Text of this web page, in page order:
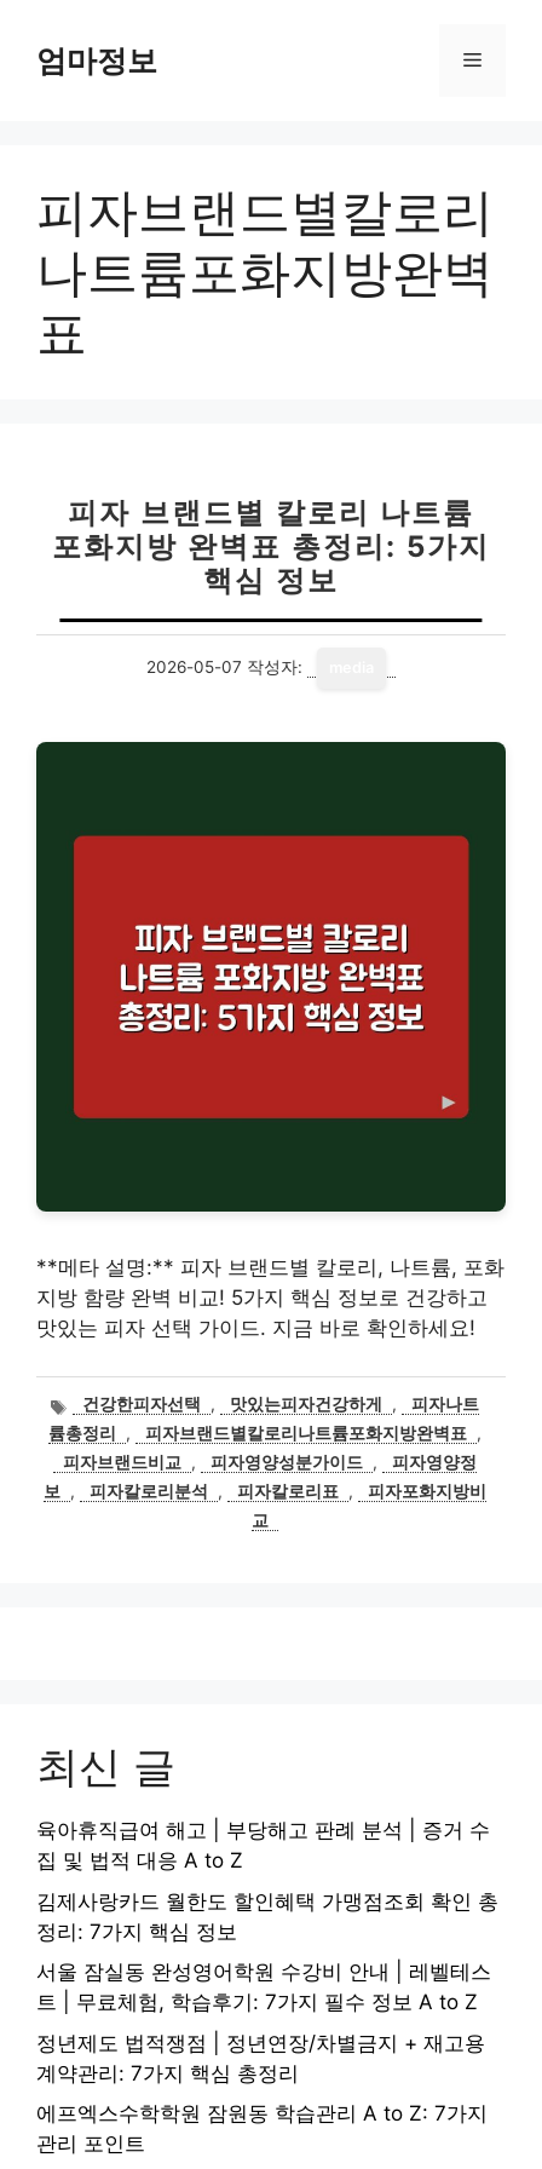
엄마정보 메
피자브랜드별칼로리
나트륨포화지방완벽
표
피자 브랜드별 칼로리 나트륨
포화지방 완벽표 총정리: 5가지
핵심 정보
2026-05-07 작성자:
**메타 설명:** 피자 브랜드별 칼로리, 나트륨, 포화
지방 함량 완벽 비교! 5가지 핵심 정보로 건강하고
맛있는 피자 선택 가이드. 지금 바로 확인하세요!
태
그
건강한피자선택 , 맛있는피자건강하게 ,
피자나트
륨총정리
, 피자브랜드별칼로리나트륨포화지방완벽표
,
피자브랜드비교
, 피자영양성분가이드 ,
피자영양정
보
, 피자칼로리분석 , 피자칼로리표 ,
피자포화지방비
교
최신 글
육아휴직급여 해고 | 부당해고 판례 분석 | 증거 수
집 및 법적 대응 A to Z
김제사랑카드 월한도 할인혜택 가맹점조회 확인 총
정리: 7가지 핵심 정보
서울 잠실동 완성영어학원 수강비 안내 | 레벨테스
트 | 무료체험, 학습후기: 7가지 필수 정보 A to Z
정년제도 법적쟁점 | 정년연장/차별금지 + 재고용
계약관리: 7가지 핵심 총정리
에프엑스수학학원 잠원동 학습관리 A to Z: 7가지
관리 포인트